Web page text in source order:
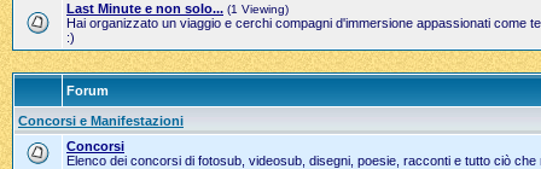
Last Minute e non solo... (1 Viewing)
Hai organizzato un viaggio e cerchi compagni d'immersione appassionati come
:)
Forum
Concorsi e Manifestazioni
Concorsi
Elenco dei concorsi di fotosub, videosub, disegni, poesie, racconti e tutto ciò che